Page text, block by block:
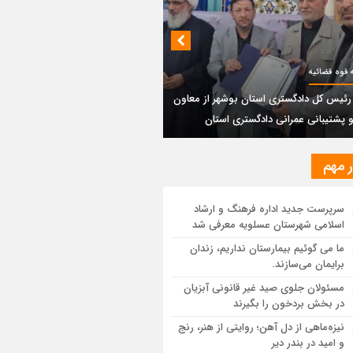
دیر؛ مسیر نجاتی که در بن‌بست
مانده است
پتروشیمی نوری بر سکوی طلای BRICS 2026
رئیس کل دادگستری استان بوشهر از
مالی و پشتیبانی عمرانی دادگستری
مرکز استان مبنای قانونی ندارد؛ با
و قیمت‌سازان برخورد می‌کنیم
و بندر دیر در فهرست داغ‌ترین نقاط جهان؛
و شرق ایران زیر آتش تابستان
قوه قضائیه
رئیس کل دادگستری استان بوشهر از معاون
پشتیبانی عمرانی دادگستری استان
مهم
سرپرست جدید اداره فرهنگ و ارشاد
اسلامی شهرستان عسلویه معرفی شد
ما می گوئیم بیمارستان نداریم، زندان
برایمان می‌سازند.
مسئولان جلوی صید غیر قانونی آبزیان
در بخش بردخون را بگیرند
نیزه‌ماهی از دل آهن؛ روایتی از هنر، رنج
و امید در بندر دیر